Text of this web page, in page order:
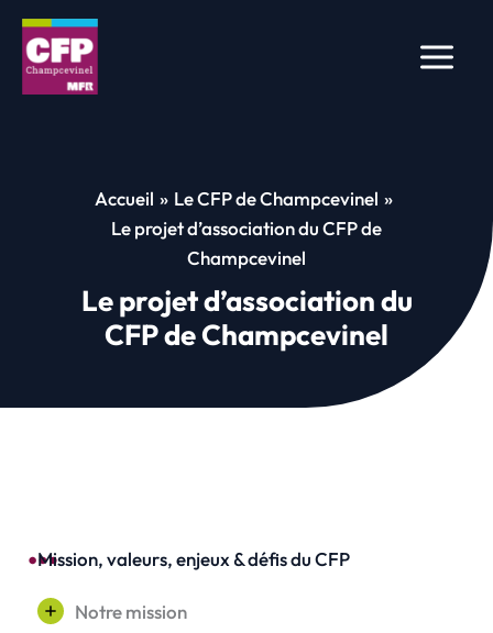
Aller
contenu
Accueil
Le CFP de Champcevinel
Le projet d’association du CFP de
Champcevinel
Le projet d’association du
CFP de Champcevinel
Mission, valeurs, enjeux & défis du CFP
Notre mission